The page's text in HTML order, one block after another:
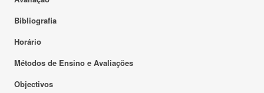
Bibliografia
Horário
Métodos de Ensino e Avaliações
Objectivos